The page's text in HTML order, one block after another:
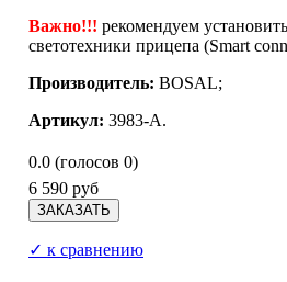
Важно!!! рекомендуем
светотехники прицепа (Smart
Производитель: BOSAL;
Артикул: 3983-A.
0.0 (голосов 0)
6 590 руб
✓ к сравнению